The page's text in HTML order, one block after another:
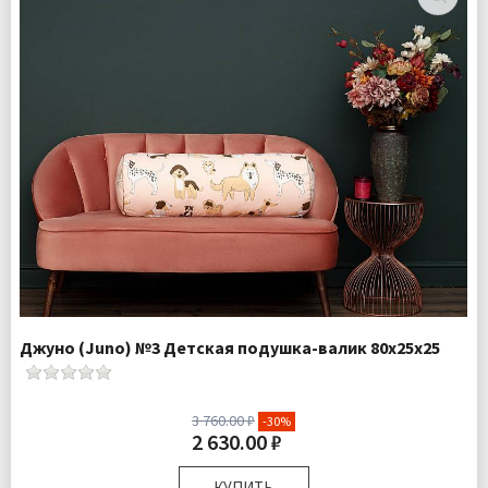
Джуно (Juno) №3 Детская подушка-валик 80х25х25
3 760.00 ₽ -30%
2 630.00 ₽